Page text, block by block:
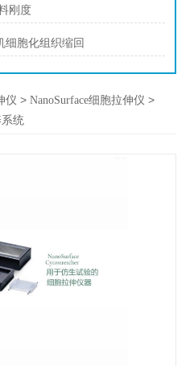
刚度
细胞化组织缩回
仪 >NanoSurface细胞拉伸仪 >
统